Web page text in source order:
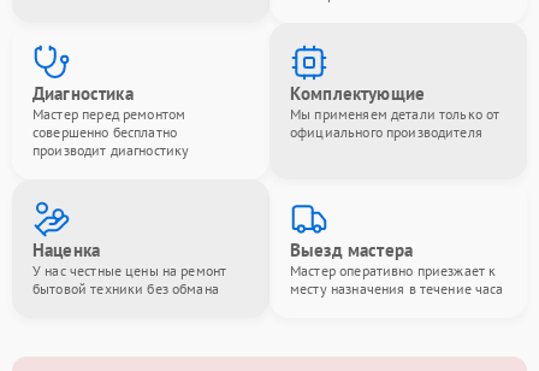
Диагностика
Мастер перед ремонтом
совершенно бесплатно
производит диагностику
Комплектующие
Мы применяем детали только от
официального производителя
Наценка
У нас честные цены на ремонт
бытовой техники без обмана
Выезд мастера
Мастер оперативно приезжает к
месту назначения в течение часа